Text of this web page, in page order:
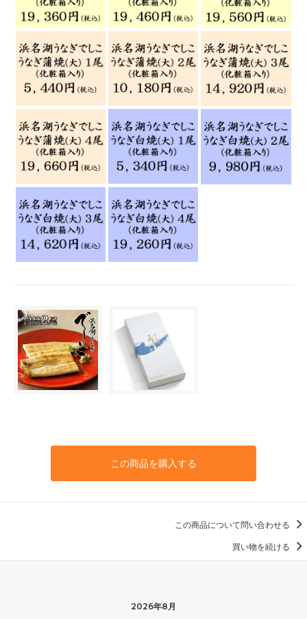
この商品を購入する
この商品について問い合わせる
買い物を続ける
2026年8月